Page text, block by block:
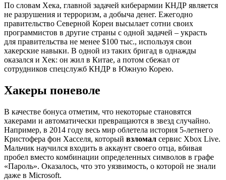
По словам Хека, главной задачей киберармии КНДР является
не разрушения и терроризм, а добыча денег. Ежегодно
правительство Северной Кореи высылает сотни своих
программистов в другие страны с одной задачей – украсть
для правительства не менее $100 тыс., используя свои
хакерские навыки. В одной из таких бригад в однажды
оказался и Хек: он жил в Китае, а потом сбежал от
сотрудников спецслужб КНДР в Южную Корею.
Хакеры поневоле
В качестве бонуса отметим, что некоторые становятся
хакерами и автоматически превращаются в звезд случайно.
Например, в 2014 году весь мир облетела история 5-летнего
Кристофера фон Хасселя, который взломал сервис Xbox Live.
Мальчик научился входить в аккаунт своего отца, вбивая
пробел вместо комбинации определенных символов в графе
«Пароль». Оказалось, что это уязвимость, о которой не знали
даже в Microsoft.